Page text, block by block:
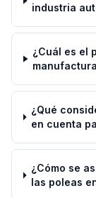
industria
¿Cuál es el
¿Qué
en cuenta
¿Cómo se
las poleas